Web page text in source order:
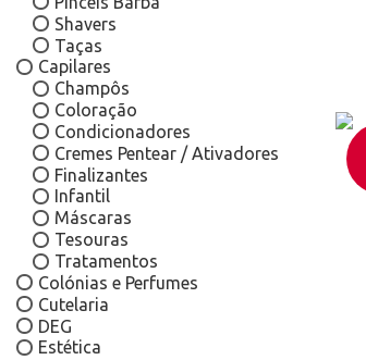
Shavers
Taças
Capilares
Champôs
Coloração
Condicionadores
Cremes Pentear / Ativadores
Finalizantes
Infantil
Máscaras
Tesouras
Tratamentos
Colónias e Perfumes
Cutelaria
DEG
Estética